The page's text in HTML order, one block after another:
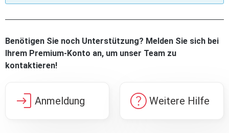
Benötigen Sie noch Unterstützung? Melden Sie sich bei
Ihrem Premium-Konto an, um unser Team zu
kontaktieren!
login Anmeldung help Weitere Hilfe